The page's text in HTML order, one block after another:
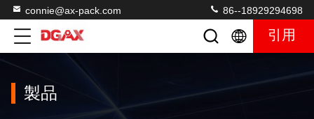
connie@ax-pack.com 86--18929294698
引用
製品